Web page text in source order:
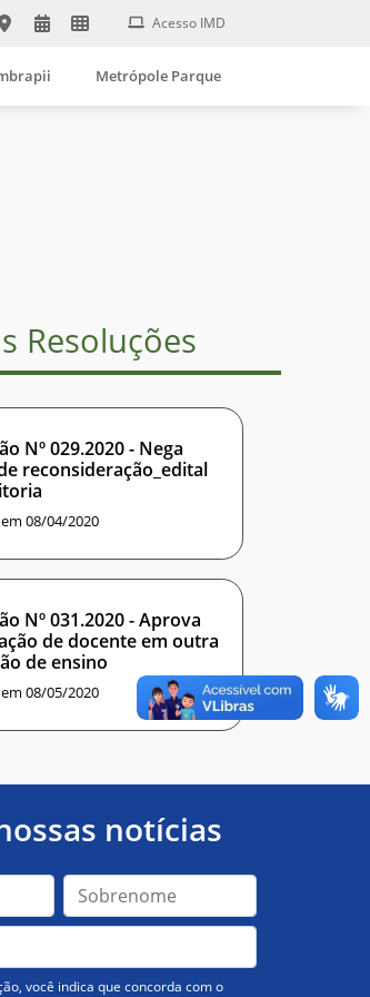
Acesso IMD
Metrópole Parque
Resoluções
Nº 029.2020 - Nega
reconsideração_edital
08/04/2020
Nº 031.2020 - Aprova
de docente em outra
de ensino
08/05/2020
notícias
você indica que concorda com o